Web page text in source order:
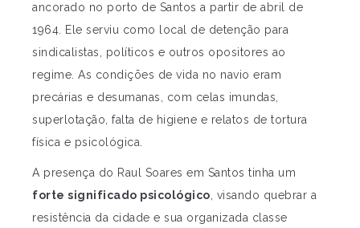
ancorado no porto de Santos a partir de abril de
1964. Ele serviu como local de detenção para
sindicalistas, políticos e outros opositores ao
regime. As condições de vida no navio eram
precárias e desumanas, com celas imundas,
superlotação, falta de higiene e relatos de tortura
física e psicológica.
A presença do Raul Soares em Santos tinha um
forte significado psicológico, visando quebrar a
resistência da cidade e sua organizada classe